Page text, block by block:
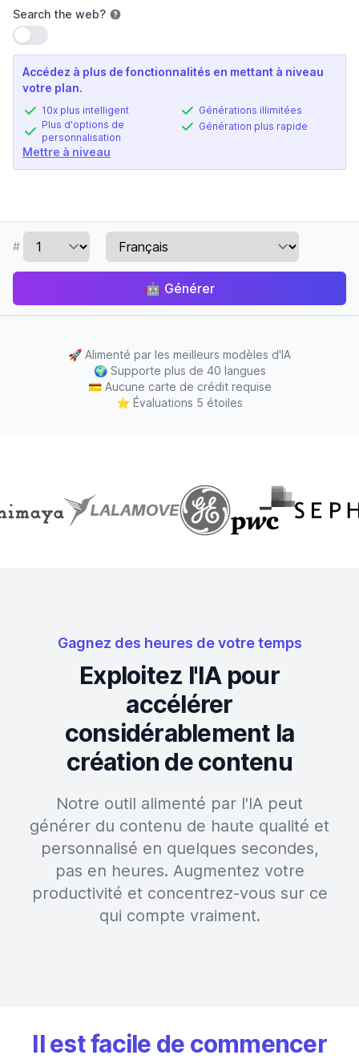
Search the web?
Utiliser le paramètre
Accédez à plus de fonctionnalités en mettant à niveau
votre plan.
10x plus intelligent
Plus d'options de
personnalisation
Générations illimitées
Génération plus rapide
Mettre à niveau
#
🤖 Générer
🚀 Alimenté par les meilleurs modèles d'IA
🌍 Supporte plus de 40 langues
💳 Aucune carte de crédit requise
⭐ Évaluations 5 étoiles
Gagnez des heures de votre temps
Exploitez l'IA pour
accélérer
considérablement la
création de contenu
Notre outil alimenté par l'IA peut
générer du contenu de haute qualité et
personnalisé en quelques secondes,
pas en heures. Augmentez votre
productivité et concentrez-vous sur ce
qui compte vraiment.
Il est facile de commencer